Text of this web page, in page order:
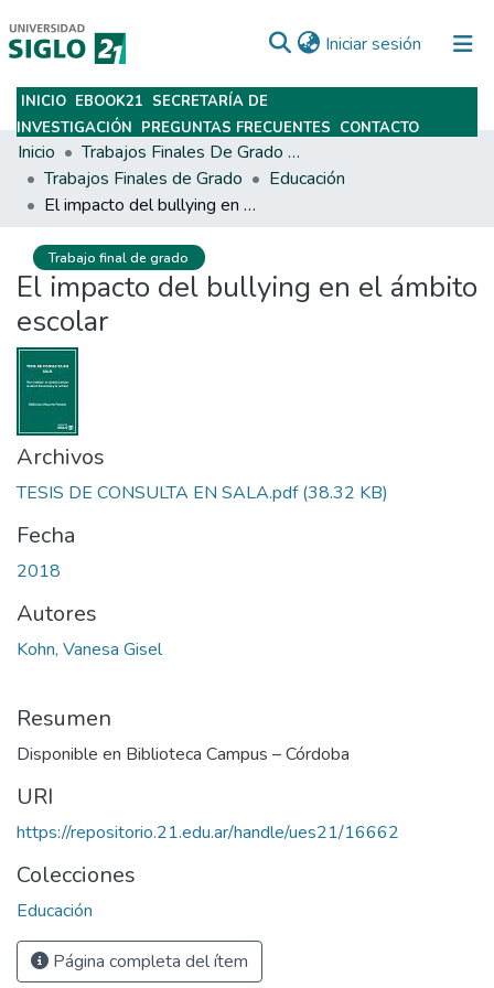
Iniciar sesión (current)
Subir
INICIO EBOOK21 SECRETARÍA DE
INVESTIGACIÓN PREGUNTAS FRECUENTES CONTACTO
Inicio
Trabajos Finales De Grado Y Posgrado
Trabajos Finales de Grado
Educación
El impacto del bullying en el ámbito escolar
Trabajo final de grado
El impacto del bullying en el ámbito
escolar
Archivos
TESIS DE CONSULTA EN SALA.pdf(38.32 KB)
Fecha
2018
Autores
Kohn, Vanesa Gisel
Resumen
Disponible en Biblioteca Campus – Córdoba
URI
https://repositorio.21.edu.ar/handle/ues21/16662
Colecciones
Educación
Página completa del ítem